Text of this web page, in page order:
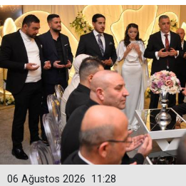
11:28
06 Ağustos 2026